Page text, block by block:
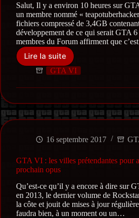
Salut, Il y a environ 10 heures sur
un membre nommé «
fichiers compressé de 3,4GB
développement de ce qui serait GTA
membres du Forum affirment que
Lire la suite
GTA
6
Grosse
de
90
du
développement
du
jeu
GTA VI
16 septembre 2017
GTA VI : les villes prétendantes pour
prochain opus
Qu’est-ce qu’il y a encore à dire sur
en 2013, le dernier volume de
la côte et jouit de mises à jour
faudra bien, à un moment ou un…